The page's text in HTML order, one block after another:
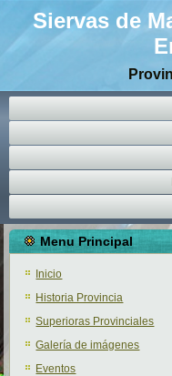
Siervas de
Menu Principal
Inicio
Historia Provincia
Superioras Provinciales
Galería de imágenes
Eventos